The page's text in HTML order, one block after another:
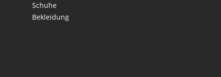
Schuhe
Bekleidung